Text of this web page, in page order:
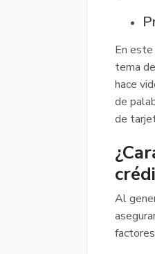
En
tema
hace
de
de
Al